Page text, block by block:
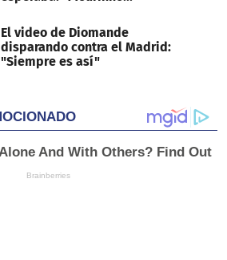
El video de Diomande
disparando contra el Madrid:
"Siempre es así"